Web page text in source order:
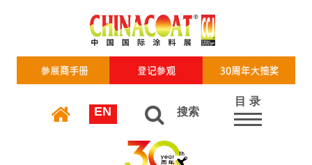
EN 搜索
目 录